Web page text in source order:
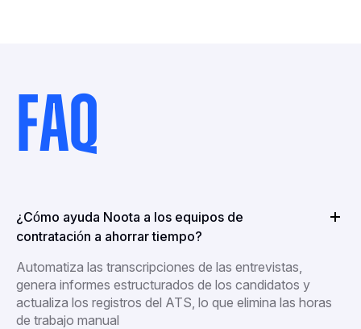
FAQ
¿Cómo ayuda Noota a los equipos de
contratación a ahorrar tiempo?
Automatiza las transcripciones de las entrevistas,
genera informes estructurados de los candidatos y
actualiza los registros del ATS, lo que elimina las horas
de trabajo manual